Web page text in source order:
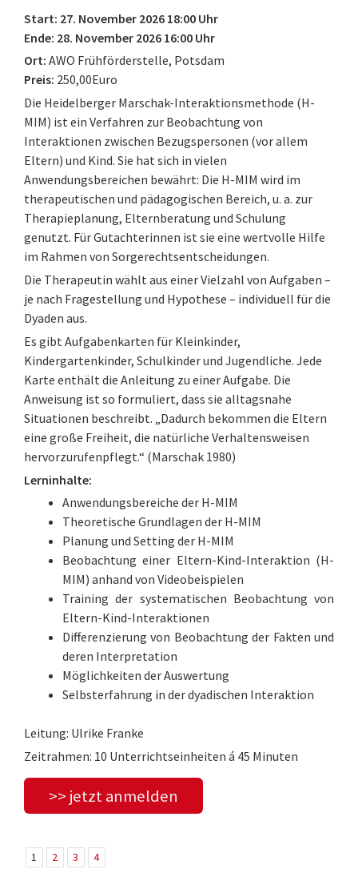
Start: 27. November 2026 18:00 Uhr
Ende: 28. November 2026 16:00 Uhr
Ort: AWO Frühförderstelle, Potsdam
Preis: 250,00Euro
Die Heidelberger Marschak-Interaktionsmethode (H-
MIM) ist ein Verfahren zur Beobachtung von
Interaktionen zwischen Bezugspersonen (vor allem
Eltern) und Kind. Sie hat sich in vielen
Anwendungsbereichen bewährt: Die H-MIM wird im
therapeutischen und pädagogischen Bereich, u. a. zur
Therapieplanung, Elternberatung und Schulung
genutzt. Für Gutachterinnen ist sie eine wertvolle Hilfe
im Rahmen von Sorgerechtsentscheidungen.
Die Therapeutin wählt aus einer Vielzahl von Aufgaben –
je nach Fragestellung und Hypothese – individuell für die
Dyaden aus.
Es gibt Aufgabenkarten für Kleinkinder,
Kindergartenkinder, Schulkinder und Jugendliche. Jede
Karte enthält die Anleitung zu einer Aufgabe. Die
Anweisung ist so formuliert, dass sie alltagsnahe
Situationen beschreibt. „Dadurch bekommen die Eltern
eine große Freiheit, die natürliche Verhaltensweisen
hervorzurufenpflegt.“ (Marschak 1980)
Lerninhalte:
Anwendungsbereiche der H-MIM
Theoretische Grundlagen der H-MIM
Planung und Setting der H-MIM
Beobachtung einer Eltern-Kind-Interaktion (H-
MIM) anhand von Videobeispielen
Training der systematischen Beobachtung von
Eltern-Kind-Interaktionen
Differenzierung von Beobachtung der Fakten und
deren Interpretation
Möglichkeiten der Auswertung
Selbsterfahrung in der dyadischen Interaktion
Leitung: Ulrike Franke
Zeitrahmen: 10 Unterrichtseinheiten á 45 Minuten
>> jetzt anmelden
1 2 3 4